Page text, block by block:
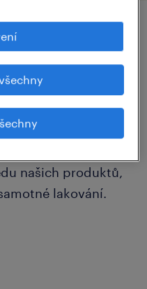
hned vidět
stabilní
Brně hledáme
našich produktů,
lakování.